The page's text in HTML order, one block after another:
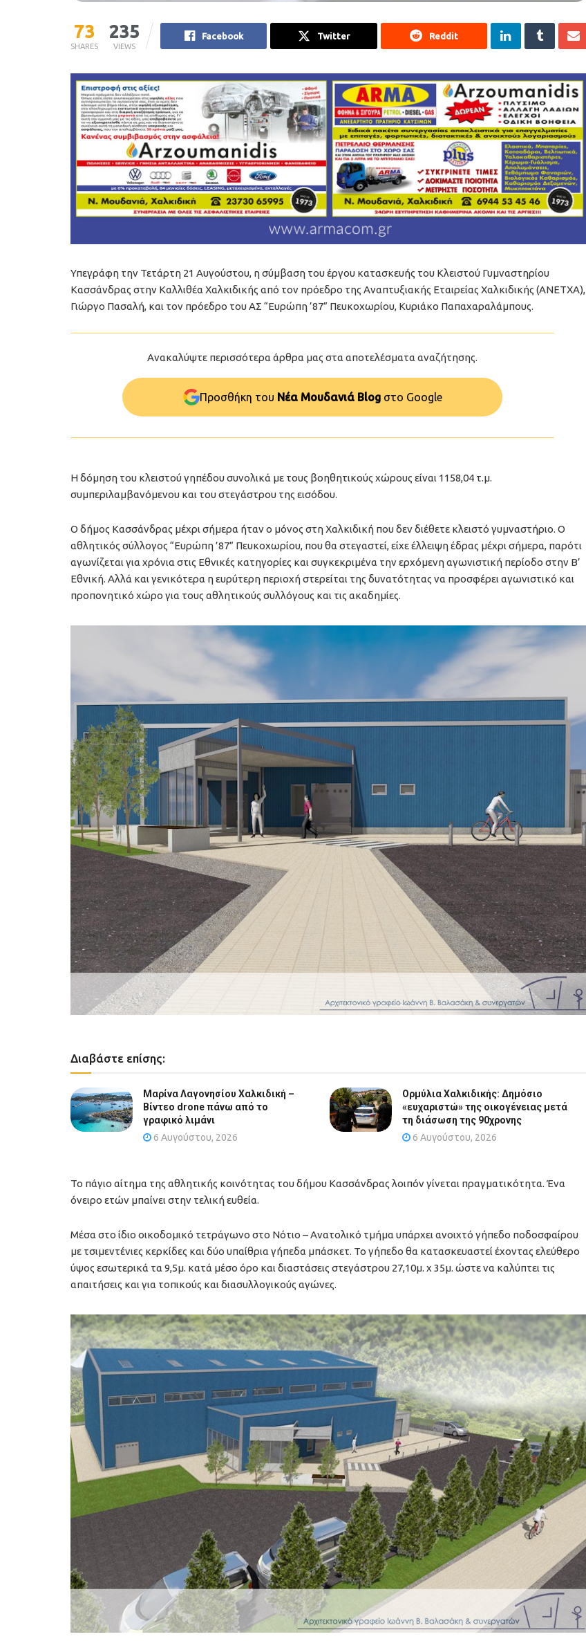
73
SHARES
235
VIEWS
Facebook Twitter Reddit
Υπεγράφη την Τετάρτη 21 Αυγούστου, η σύμβαση του έργου κατασκευής του Κλειστού Γυμναστηρίου
Κασσάνδρας στην Καλλιθέα Χαλκιδικής από τον πρόεδρο της Αναπτυξιακής Εταιρείας Χαλκιδικής (ΑΝΕΤΧΑ),
Γιώργο Πασαλή, και τον πρόεδρο του ΑΣ “Ευρώπη ’87” Πευκοχωρίου, Κυριάκο Παπαχαραλάμπους.
Ανακαλύψτε περισσότερα άρθρα μας στα αποτελέσματα αναζήτησης.
Προσθήκη του Νέα Μουδανιά Blogστo Google
Η δόμηση του κλειστού γηπέδου συνολικά με τους βοηθητικούς χώρους είναι 1158,04 τ.μ.
συμπεριλαμβανόμενου και του στεγάστρου της εισόδου.
Ο δήμος Κασσάνδρας μέχρι σήμερα ήταν ο μόνος στη Χαλκιδική που δεν διέθετε κλειστό γυμναστήριο. Ο
αθλητικός σύλλογος “Ευρώπη ’87” Πευκοχωρίου, που θα στεγαστεί, είχε έλλειψη έδρας μέχρι σήμερα, παρότι
αγωνίζεται για χρόνια στις Εθνικές κατηγορίες και συγκεκριμένα την ερχόμενη αγωνιστική περίοδο στην Β’
Εθνική. Αλλά και γενικότερα η ευρύτερη περιοχή στερείται της δυνατότητας να προσφέρει αγωνιστικό και
προπονητικό χώρο για τους αθλητικούς συλλόγους και τις ακαδημίες.
Διαβάστε επίσης:
Μαρίνα Λαγονησίου Χαλκιδική –
Βίντεο drone πάνω από το
γραφικό λιμάνι
6 Αυγούστου, 2026
Ορμύλια Χαλκιδικής: Δημόσιο
«ευχαριστώ» της οικογένειας μετά
τη διάσωση της 90χρονης
6 Αυγούστου, 2026
Το πάγιο αίτημα της αθλητικής κοινότητας του δήμου Κασσάνδρας λοιπόν γίνεται πραγματικότητα. Ένα
όνειρο ετών μπαίνει στην τελική ευθεία.
Μέσα στο ίδιο οικοδομικό τετράγωνο στο Νότιο – Ανατολικό τμήμα υπάρχει ανοιχτό γήπεδο ποδοσφαίρου
με τσιμεντένιες κερκίδες και δύο υπαίθρια γήπεδα μπάσκετ. Το γήπεδο θα κατασκευαστεί έχοντας ελεύθερο
ύψος εσωτερικά τα 9,5μ. κατά μέσο όρο και διαστάσεις στεγάστρου 27,10μ. x 35μ. ώστε να καλύπτει τις
απαιτήσεις και για τοπικούς και διασυλλογικούς αγώνες.